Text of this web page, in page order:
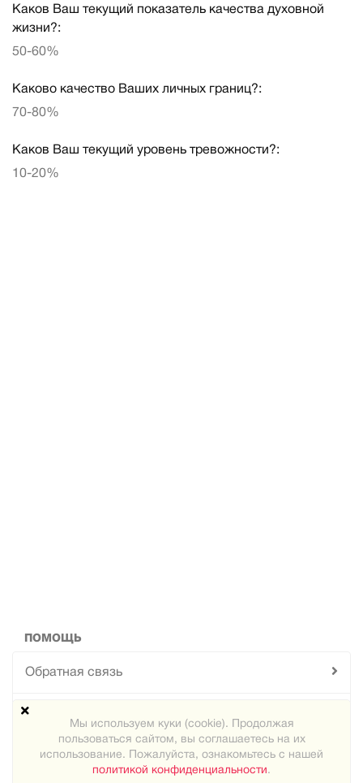
Каков Ваш текущий показатель качества духовной
жизни?:
50-60%
Каково качество Ваших личных границ?:
70-80%
Каков Ваш текущий уровень тревожности?:
10-20%
ПОМОЩЬ
Обратная связь
Техподдержка
Карта сайта
Мы используем куки (cookie). Продолжая
пользоваться сайтом, вы соглашаетесь на их
использование. Пожалуйста, ознакомьтесь с нашей
политикой конфиденциальности.